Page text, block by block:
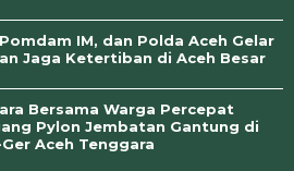
IM, dan Polda Aceh Gelar
Jaga Ketertiban di Aceh Besar
Bersama Warga Percepat
Pylon Jembatan Gantung di
Aceh Tenggara